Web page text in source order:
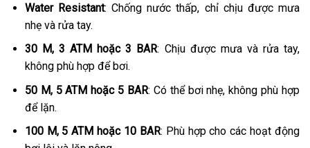
Water Resistant: Chống nước thấp, chỉ chịu được mưa
nhẹ và rửa tay.
30 M, 3 ATM hoặc 3 BAR: Chịu được mưa và rửa tay,
không phù hợp để bơi.
50 M, 5 ATM hoặc 5 BAR: Có thể bơi nhẹ, không phù hợp
để lặn.
100 M, 5 ATM hoặc 10 BAR: Phù hợp cho các hoạt động